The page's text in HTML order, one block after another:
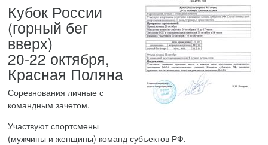
Кубок России
(горный бег
вверх)
20-22 октября,
Красная Поляна
Соревнования личные с
командным зачетом.
Участвуют спортсмены
(мужчины и женщины) команд субъектов РФ.